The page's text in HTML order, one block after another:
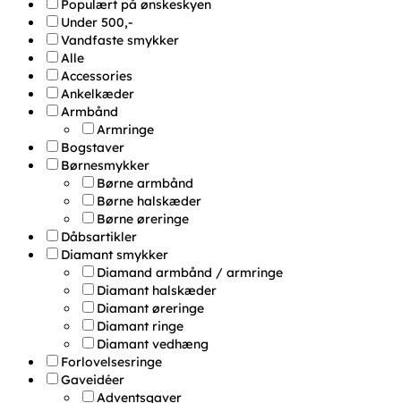
Populært på ønskeskyen
Under 500,-
Vandfaste smykker
Alle
Accessories
Ankelkæder
Armbånd
Armringe
Bogstaver
Børnesmykker
Børne armbånd
Børne halskæder
Børne øreringe
Dåbsartikler
Diamant smykker
Diamand armbånd / armringe
Diamant halskæder
Diamant øreringe
Diamant ringe
Diamant vedhæng
Forlovelsesringe
Gaveidéer
Adventsgaver